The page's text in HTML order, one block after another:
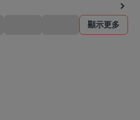
顯示更多